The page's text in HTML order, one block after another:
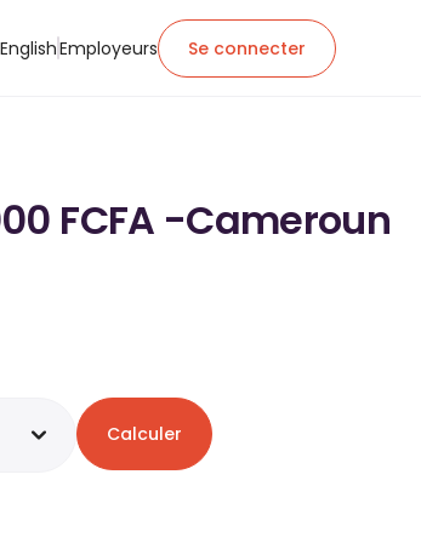
EnglishEmployeurs Se connecter
FCFA -Cameroun
Calculer